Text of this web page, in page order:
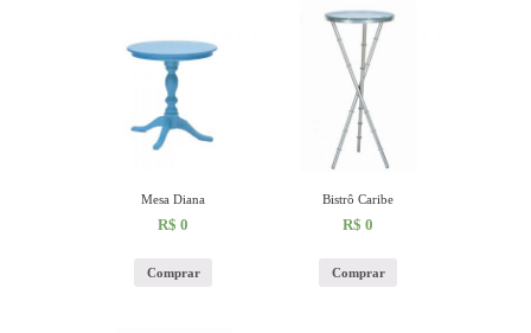
Mesa Diana
R$ 0
Comprar
Bistrô Caribe
R$ 0
Comprar